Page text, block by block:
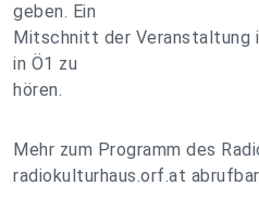
geben. Ein
Mitschnitt der Veranstaltung
in Ö1 zu
hören.
Mehr zum Programm des
radiokulturhaus.orf.at